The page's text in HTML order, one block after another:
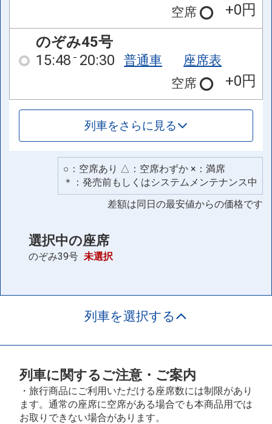
空席
+0円
のぞみ45号
15:48 20:30 普通車
座席表
空席
+0円
列車をさらに見る
○：空席あり △：空席わずか ×：満席
＊：発売前もしくはシステムメンテナンス中
差額は同日の最安値からの価格です
選択中の座席
のぞみ39号 未選択
列車を選択する
列車に関するご注意・ご案内
・旅行商品にご利用いただける座席数には制限があり
ます。通常の座席に空席がある場合でも本商品用では
お取りできない場合があります。